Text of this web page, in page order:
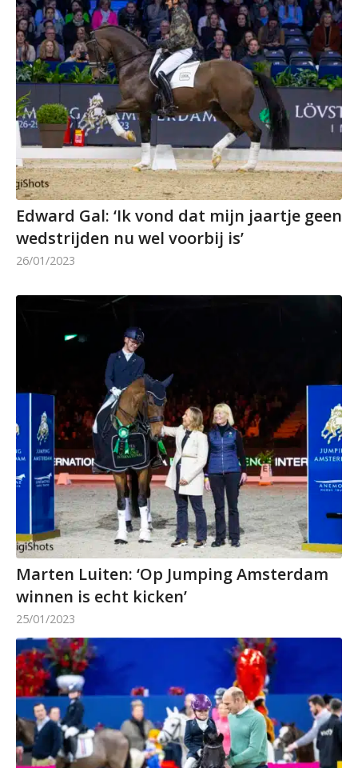
Edward Gal: ‘Ik vond dat mijn jaartje geen
wedstrijden nu wel voorbij is’
26/01/2023
Marten Luiten: ‘Op Jumping Amsterdam
winnen is echt kicken’
25/01/2023